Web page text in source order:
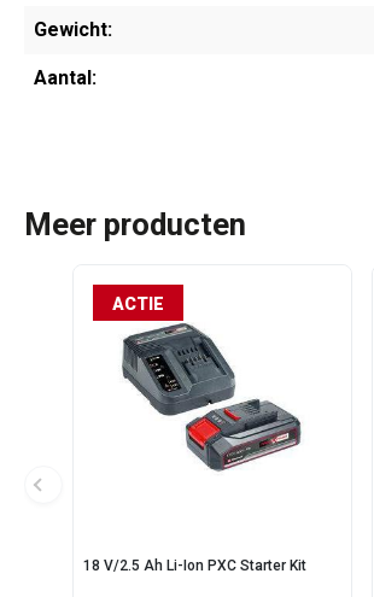
Gewicht:
Aantal:
Meer producten
ACTIE
18 V/2.5 Ah Li-Ion PXC Starter Kit